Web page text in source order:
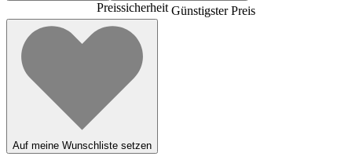
PreissicherheitGünstigster Preis
Auf meine Wunschliste setzen